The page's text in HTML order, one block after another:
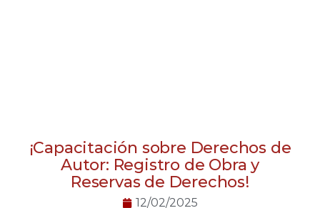
¡Capacitación sobre Derechos de
Autor: Registro de Obra y
Reservas de Derechos!
12/02/2025